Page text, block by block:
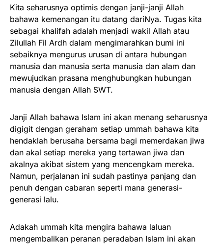
Kita seharusnya optimis dengan janji-janji Allah
bahawa kemenangan itu datang dariNya. Tugas kita
sebagai khalifah adalah menjadi wakil Allah atau
Zilullah Fil Ardh dalam mengimarahkan bumi ini
sebaiknya mengurus urusan di antara hubungan
manusia dan manusia serta manusia dan alam dan
mewujudkan prasana menghubungkan hubungan
manusia dengan Allah SWT.
Janji Allah bahawa Islam ini akan menang seharusnya
digigit dengan geraham setiap ummah bahawa kita
hendaklah berusaha bersama bagi memerdakan jiwa
dan akal setiap mereka yang tertawan jiwa dan
akalnya akibat sistem yang mencengkam mereka.
Namun, perjalanan ini sudah pastinya panjang dan
penuh dengan cabaran seperti mana generasi-
generasi lalu.
Adakah ummah kita mengira bahawa laluan
mengembalikan peranan peradaban Islam ini akan